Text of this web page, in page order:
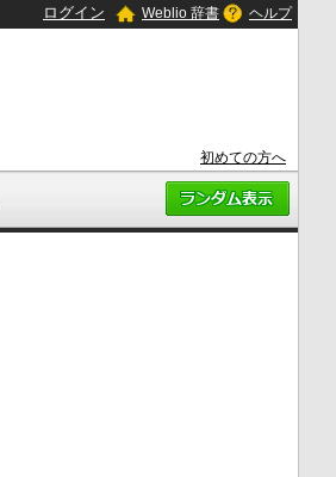
ログイン Weblio 辞書 ヘルプ
初めての方へ